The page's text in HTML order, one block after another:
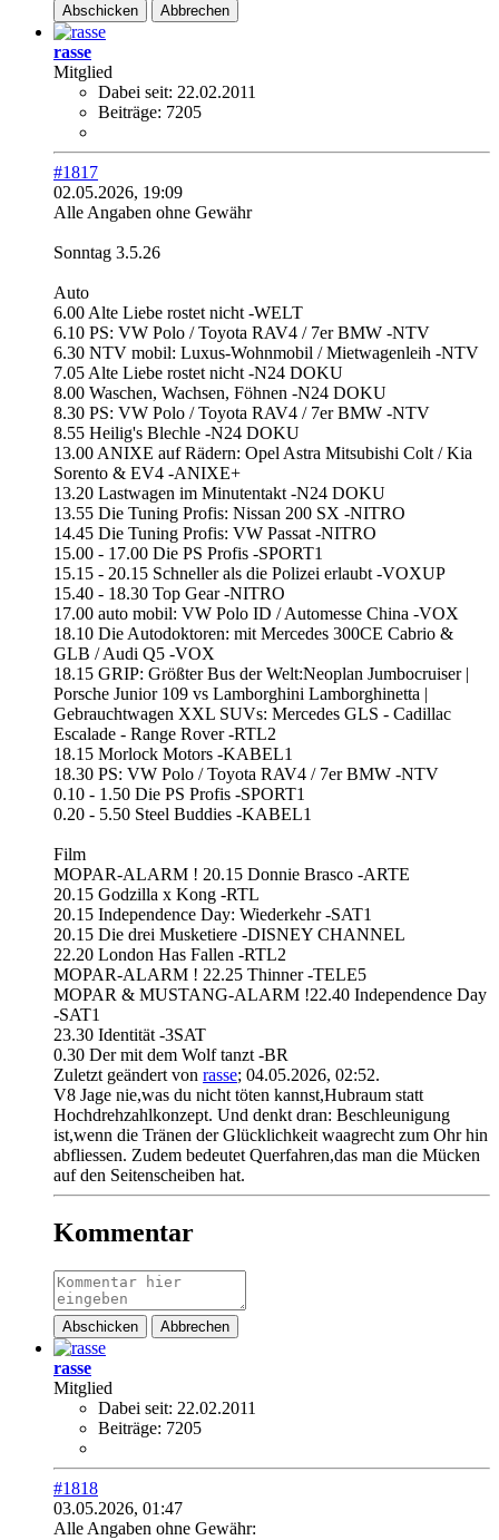
Abschicken Abbrechen
rasse
Mitglied
Dabei seit: 22.02.2011
Beiträge: 7205
#1817
02.05.2026, 19:09
Alle Angaben ohne Gewähr
Sonntag 3.5.26
Auto
6.00 Alte Liebe rostet nicht -WELT
6.10 PS: VW Polo / Toyota RAV4 / 7er BMW -NTV
6.30 NTV mobil: Luxus-Wohnmobil / Mietwagenleih -NTV
7.05 Alte Liebe rostet nicht -N24 DOKU
8.00 Waschen, Wachsen, Föhnen -N24 DOKU
8.30 PS: VW Polo / Toyota RAV4 / 7er BMW -NTV
8.55 Heilig's Blechle -N24 DOKU
13.00 ANIXE auf Rädern: Opel Astra Mitsubishi Colt / Kia
Sorento & EV4 -ANIXE+
13.20 Lastwagen im Minutentakt -N24 DOKU
13.55 Die Tuning Profis: Nissan 200 SX -NITRO
14.45 Die Tuning Profis: VW Passat -NITRO
15.00 - 17.00 Die PS Profis -SPORT1
15.15 - 20.15 Schneller als die Polizei erlaubt -VOXUP
15.40 - 18.30 Top Gear -NITRO
17.00 auto mobil: VW Polo ID / Automesse China -VOX
18.10 Die Autodoktoren: mit Mercedes 300CE Cabrio &
GLB / Audi Q5 -VOX
18.15 GRIP: Größter Bus der Welt:Neoplan Jumbocruiser |
Porsche Junior 109 vs Lamborghini Lamborghinetta |
Gebrauchtwagen XXL SUVs: Mercedes GLS - Cadillac
Escalade - Range Rover -RTL2
18.15 Morlock Motors -KABEL1
18.30 PS: VW Polo / Toyota RAV4 / 7er BMW -NTV
0.10 - 1.50 Die PS Profis -SPORT1
0.20 - 5.50 Steel Buddies -KABEL1
Film
MOPAR-ALARM ! 20.15 Donnie Brasco -ARTE
20.15 Godzilla x Kong -RTL
20.15 Independence Day: Wiederkehr -SAT1
20.15 Die drei Musketiere -DISNEY CHANNEL
22.20 London Has Fallen -RTL2
MOPAR-ALARM ! 22.25 Thinner -TELE5
MOPAR & MUSTANG-ALARM !22.40 Independence Day
-SAT1
23.30 Identität -3SAT
0.30 Der mit dem Wolf tanzt -BR
Zuletzt geändert von rasse; 04.05.2026, 02:52.
V8 Jage nie,was du nicht töten kannst,Hubraum statt
Hochdrehzahlkonzept. Und denkt dran: Beschleunigung
ist,wenn die Tränen der Glücklichkeit waagrecht zum Ohr hin
abfliessen. Zudem bedeutet Querfahren,das man die Mücken
auf den Seitenscheiben hat.
Kommentar
Abschicken Abbrechen
rasse
Mitglied
Dabei seit: 22.02.2011
Beiträge: 7205
#1818
03.05.2026, 01:47
Alle Angaben ohne Gewähr: